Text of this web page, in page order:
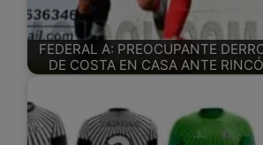
FEDERAL A: PREOCUPANTE
DE COSTA EN CASA ANTE